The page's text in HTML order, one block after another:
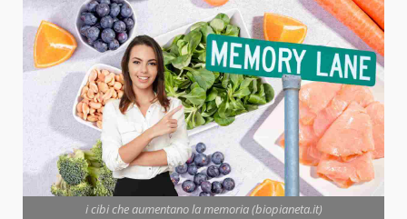
i cibi che aumentano la memoria (biopianeta.it)